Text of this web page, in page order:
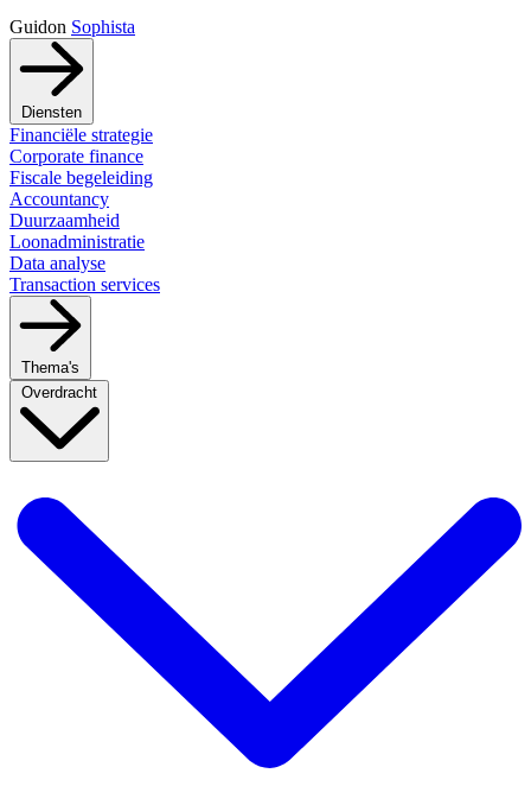
Guidon Sophista
Diensten
Financiële strategie
Corporate finance
Fiscale begeleiding
Accountancy
Duurzaamheid
Loonadministratie
Data analyse
Transaction services
Thema's
Overdracht